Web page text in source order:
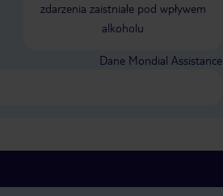
zdarzenia zaistniałe pod wpływem
alkoholu
Dane Mondial Assistance